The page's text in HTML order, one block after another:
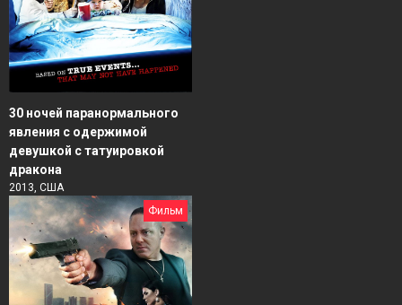
30 ночей паранормального
явления с одержимой
девушкой с татуировкой
дракона
2013, США
Фильм